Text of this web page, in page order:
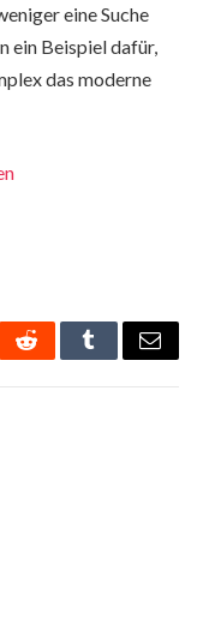
eine Suche
ein Beispiel dafür,
das moderne
RedditTumblrEmail